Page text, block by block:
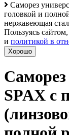
Саморез
головкой и
нержавеющая
Пользуясь
и политикой в
Хорошо
SPAX с